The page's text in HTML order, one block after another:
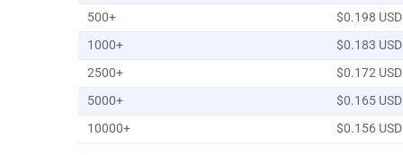
500+
$0.198 USD
1000+
$0.183 USD
2500+
$0.172 USD
5000+
$0.165 USD
10000+
$0.156 USD